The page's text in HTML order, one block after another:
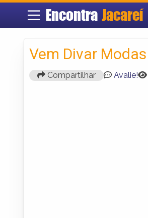
Encontra Jacareí
Vem Divar Modas
Compartilhar Avalie!